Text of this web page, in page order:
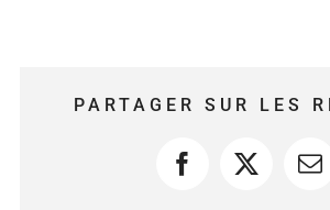
PARTAGER SUR LES
Facebook
X